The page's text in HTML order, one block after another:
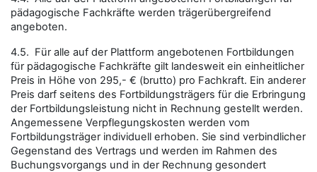
pädagogische Fachkräfte werden trägerübergreifend
angeboten.
4.5. Für alle auf der Plattform angebotenen Fortbildungen
für pädagogische Fachkräfte gilt landesweit ein einheitlicher
Preis in Höhe von 295,- € (brutto) pro Fachkraft. Ein anderer
Preis darf seitens des Fortbildungsträgers für die Erbringung
der Fortbildungsleistung nicht in Rechnung gestellt werden.
Angemessene Verpflegungskosten werden vom
Fortbildungsträger individuell erhoben. Sie sind verbindlicher
Gegenstand des Vertrags und werden im Rahmen des
Buchungsvorgangs und in der Rechnung gesondert